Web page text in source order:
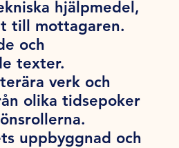
hjälpmedel,
till mottagaren.
och
texter.
verk och
olika tidsepoker
uppbyggnad och